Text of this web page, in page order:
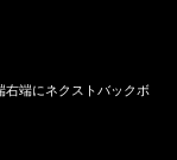
端にネクストバックボ